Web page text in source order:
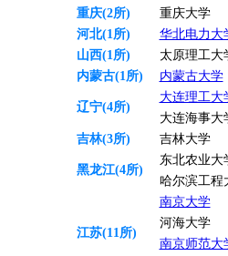
重庆(2所)
重庆大学
河北(1所)
华北电力大
山西(1所)
太原理工大
内蒙古(1所)
内蒙古大学
辽宁(4所)
大连理工大
大连海事大
吉林(3所)
吉林大学
黑龙江(4所)
东北农业大
哈尔滨工程
江苏(11所)
南京大学
河海大学
南京师范大